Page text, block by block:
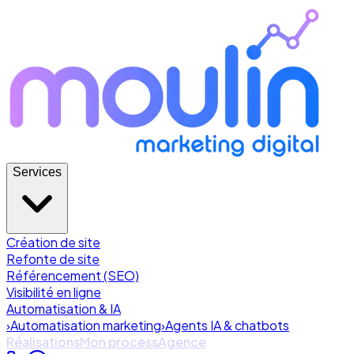
Services
Création de site
Refonte de site
Référencement (SEO)
Visibilité en ligne
Automatisation & IA
›Automatisation marketing›Agents IA & chatbots
RéalisationsMon processAgence